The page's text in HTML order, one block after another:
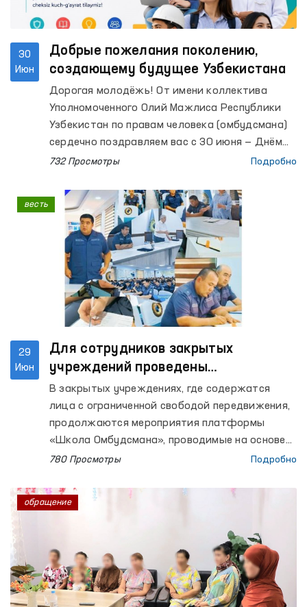
30
Июн
Добрые пожелания поколению,
создающему будущее Узбекистана
Дорогая молодёжь! От имени коллектива
Уполномоченного Олий Мажлиса Республики
Узбекистан по правам человека (омбудсмана)
сердечно поздравляем вас с 30 июня — Днём
молодёжи!
732 Просмотры Подробно
29
Июн
Для сотрудников закрытых
учреждений проведены
мероприятия «Школа Омбудсмана»
В закрытых учреждениях, где содержатся
лица с ограниченной свободой передвижения,
продолжаются мероприятия платформы
«Школа Омбудсмана», проводимые на основе
принципа «Абсолютный запрет пыток».
780 Просмотры Подробно
весть
обращение